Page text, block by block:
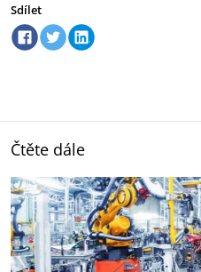
Sdílet
Čtěte dále